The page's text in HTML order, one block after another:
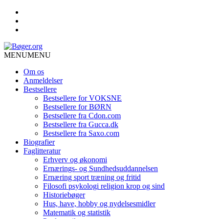
MENUMENU
Om os
Anmeldelser
Bestsellere
Bestsellere for VOKSNE
Bestsellere for BØRN
Bestsellere fra Cdon.com
Bestsellere fra Gucca.dk
Bestsellere fra Saxo.com
Biografier
Faglitteratur
Erhverv og økonomi
Ernærings- og Sundhedsuddannelsen
Ernæring sport træning og fritid
Filosofi psykologi religion krop og sind
Historiebøger
Hus, have, hobby og nydelsesmidler
Matematik og statistik